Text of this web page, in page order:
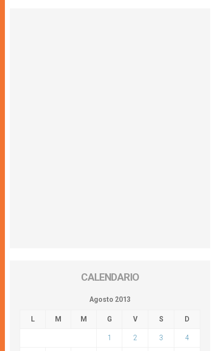
CALENDARIO
Agosto 2013
L M M G V S D
1 2 3 4